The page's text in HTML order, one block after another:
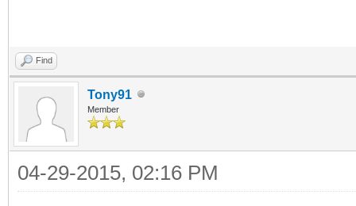
Find
Tony91
Member
04-29-2015, 02:16 PM